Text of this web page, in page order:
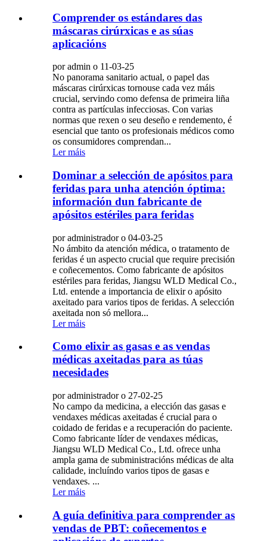
Comprender os estándares das
máscaras cirúrxicas e as súas
aplicacións
por admin o 11-03-25
No panorama sanitario actual, o papel das
máscaras cirúrxicas tornouse cada vez máis
crucial, servindo como defensa de primeira liña
contra as partículas infecciosas. Con varias
normas que rexen o seu deseño e rendemento, é
esencial que tanto os profesionais médicos como
os consumidores comprendan...
Ler máis
Dominar a selección de apósitos para
feridas para unha atención óptima:
información dun fabricante de
apósitos estériles para feridas
por administrador o 04-03-25
No ámbito da atención médica, o tratamento de
feridas é un aspecto crucial que require precisión
e coñecementos. Como fabricante de apósitos
estériles para feridas, Jiangsu WLD Medical Co.,
Ltd. entende a importancia de elixir o apósito
axeitado para varios tipos de feridas. A selección
axeitada non só mellora...
Ler máis
Como elixir as gasas e as vendas
médicas axeitadas para as túas
necesidades
por administrador o 27-02-25
No campo da medicina, a elección das gasas e
vendaxes médicas axeitadas é crucial para o
coidado de feridas e a recuperación do paciente.
Como fabricante líder de vendaxes médicas,
Jiangsu WLD Medical Co., Ltd. ofrece unha
ampla gama de subministracións médicas de alta
calidade, incluíndo varios tipos de gasas e
vendaxes. ...
Ler máis
A guía definitiva para comprender as
vendas de PBT: coñecementos e